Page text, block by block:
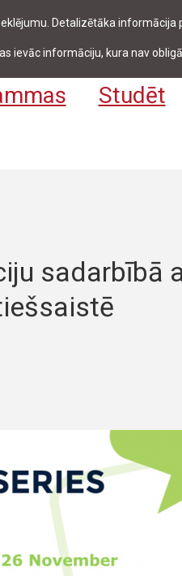
Detalizētāka informācija
ievāc informāciju, kura nav
Kontakti Studentiem &
Studēt
sadarbībā